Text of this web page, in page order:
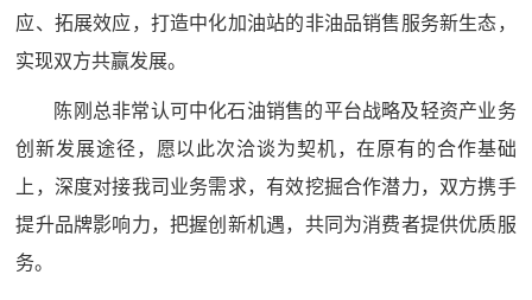
应、拓展效应，打造中化加油站的非油品销售服务新生态，
实现双方共赢发展。
陈刚总非常认可中化石油销售的平台战略及轻资产业务
创新发展途径，愿以此次洽谈为契机，在原有的合作基础
上，深度对接我司业务需求，有效挖掘合作潜力，双方携手
提升品牌影响力，把握创新机遇，共同为消费者提供优质服
务。